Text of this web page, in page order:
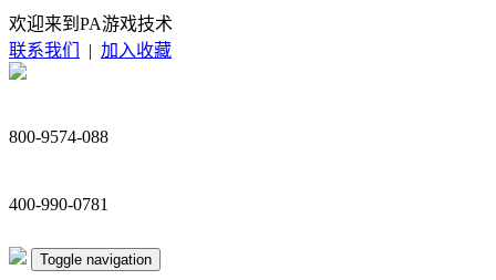
欢迎来到PA游戏技术
联系我们
| 加入收藏
800-9574-088
400-990-0781
Toggle navigation